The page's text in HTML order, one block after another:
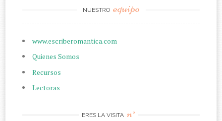
NUESTRO equipo
www.escriberomantica.com
Quienes Somos
Recursos
Lectoras
ERES LA VISITA n°